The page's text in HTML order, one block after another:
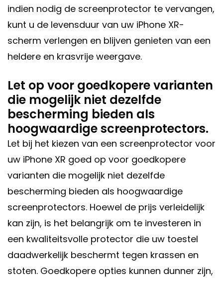
indien nodig de screenprotector te vervangen,
kunt u de levensduur van uw iPhone XR-
scherm verlengen en blijven genieten van een
heldere en krasvrije weergave.
Let op voor goedkopere varianten
die mogelijk niet dezelfde
bescherming bieden als
hoogwaardige screenprotectors.
Let bij het kiezen van een screenprotector voor
uw iPhone XR goed op voor goedkopere
varianten die mogelijk niet dezelfde
bescherming bieden als hoogwaardige
screenprotectors. Hoewel de prijs verleidelijk
kan zijn, is het belangrijk om te investeren in
een kwaliteitsvolle protector die uw toestel
daadwerkelijk beschermt tegen krassen en
stoten. Goedkopere opties kunnen dunner zijn,